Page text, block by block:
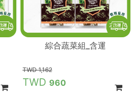
綜合蔬菜組_含運
1,162
960